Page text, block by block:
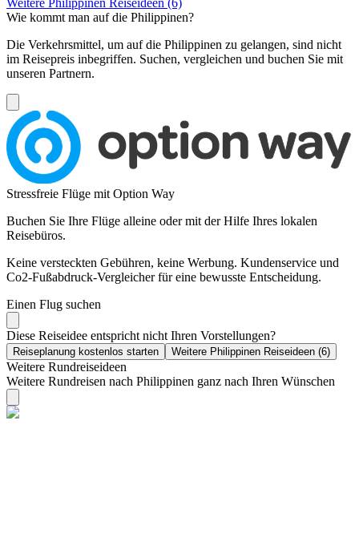
Wie kommt man auf die Philippinen?
Die Verkehrsmittel, um auf die Philippinen zu gelangen, sind nicht
im Reisepreis inbegriffen. Suchen, vergleichen und buchen Sie mit
unseren Partnern.
Stressfreie Flüge mit Option Way
Buchen Sie Ihre Flüge alleine oder mit der Hilfe Ihres lokalen
Reisebüros.
Keine versteckten Gebühren, keine Werbung. Kundenservice und
Co2-Fußabdruck-Vergleicher für eine bewusste Entscheidung.
Einen Flug suchen
Diese Reiseidee entspricht nicht Ihren Vorstellungen?
Reiseplanung kostenlos starten Weitere Philippinen Reiseideen (6)
Weitere Rundreiseideen
Weitere Rundreisen nach Philippinen ganz nach Ihren Wünschen